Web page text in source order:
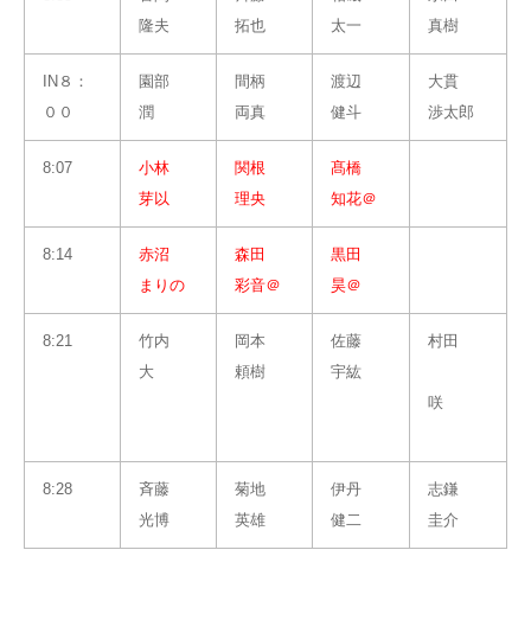
隆夫
拓也
太一
真樹
IN８：
００
園部
潤
間柄
両真
渡辺
健斗
大貫
渉太郎
8:07
小林
芽以
関根
理央
髙橋
知花＠
8:14
赤沼
まりの
森田
彩音＠
黒田
昊＠
8:21
竹内
大
岡本
頼樹
佐藤
宇紘
村田
咲
8:28
斉藤
光博
菊地
英雄
伊丹
健二
志鎌
圭介